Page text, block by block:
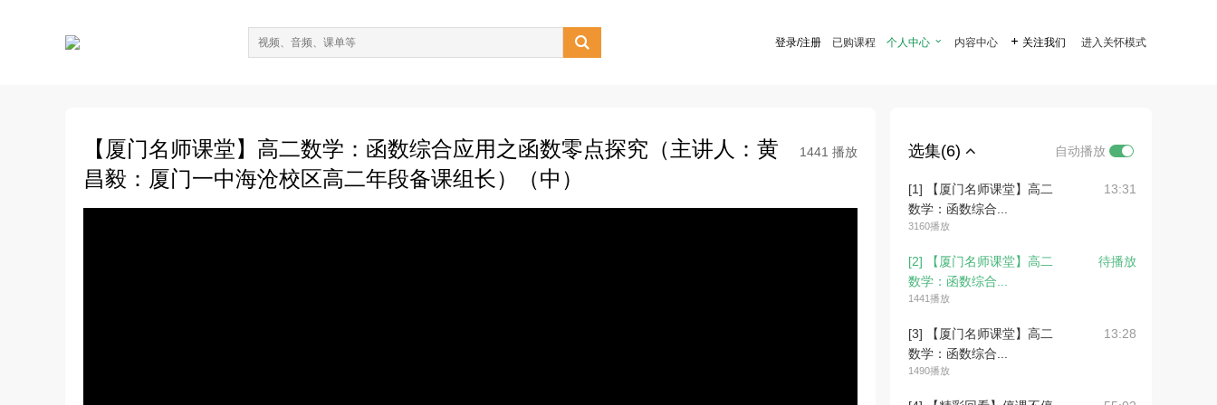
 登录/注册 已购课程 个人中心  内容中心  关注我们 进入关怀模式
【厦门名师课堂】高二数学：函数综合应用之函数零点探究（主讲人：黄
昌毅：厦门一中海沧校区高二年段备课组长）（中）
1441 播放 选集(6) 自动播放
[1] 【厦门名师课堂】高二
数学：函数综合...
3160播放
13:31
[2] 【厦门名师课堂】高二
数学：函数综合...
1441播放
待播放
[3] 【厦门名师课堂】高二
数学：函数综合...
1490播放
13:28